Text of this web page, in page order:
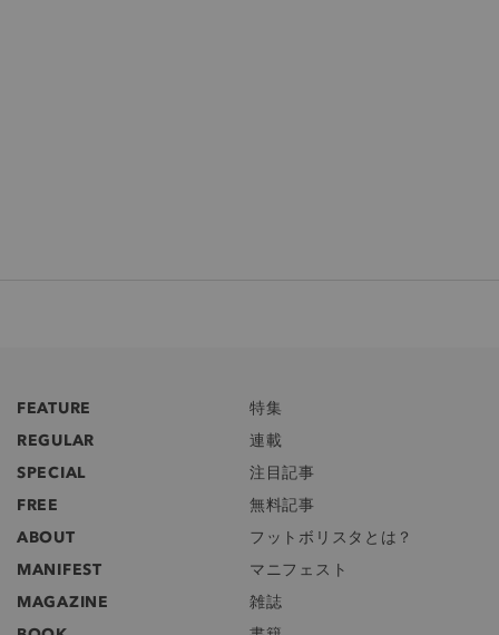
FEATURE
特集
REGULAR
連載
SPECIAL
注目記事
FREE
無料記事
ABOUT
フットボリスタとは？
MANIFEST
マニフェスト
MAGAZINE
雑誌